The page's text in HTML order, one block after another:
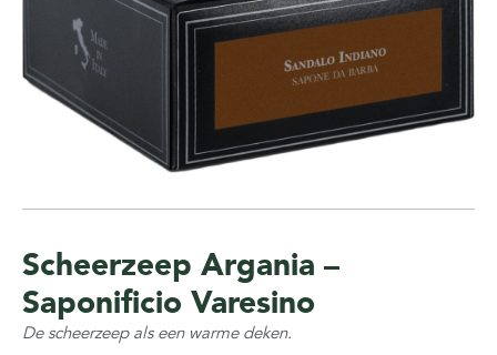
Scheerzeep Argania –
Saponificio Varesino
De scheerzeep als een warme deken.